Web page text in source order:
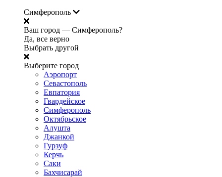
Симферополь
Ваш город — Симферополь?
Да, все верно
Выбрать другой
Выберите город
Аэропорт
Севастополь
Евпатория
Гвардейское
Симферополь
Октябрьское
Алушта
Джанкой
Гурзуф
Керчь
Саки
Бахчисарай